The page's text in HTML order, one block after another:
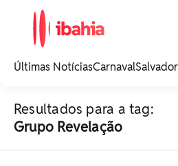
noticias e
Últimas NotíciasCarnavalSalvador
Resultados para a tag:
Grupo Revelação